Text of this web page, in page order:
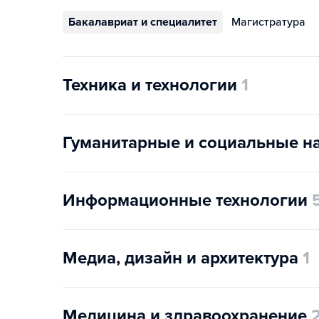
Бакалавриат и специалитет Магистратура
Техника и технологии 1
Гуманитарные и социальные
Информационные технологии
Медиа, дизайн и архитектура 1